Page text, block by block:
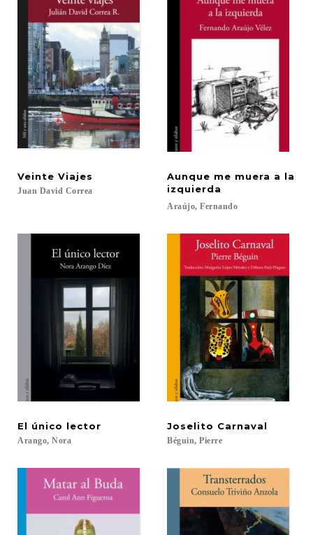
Veinte Viajes
Juan David Correa
Aunque me muera a la
izquierda
Araújo, Fernando
El único lector
Arango, Nora
Joselito Carnaval
Béguin, Pierre